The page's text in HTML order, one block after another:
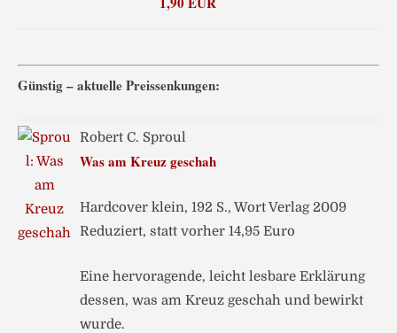
Günstig – aktuelle Preissenkungen:
Robert C. Sproul
Was am Kreuz geschah
Hardcover klein, 192 S., Wort Verlag 2009
Reduziert, statt vorher 14,95 Euro
Eine hervoragende, leicht lesbare Erklärung
dessen, was am Kreuz geschah und bewirkt
wurde.